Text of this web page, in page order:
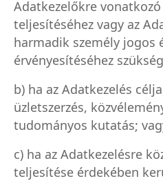
Adatkezelőkre
teljesítéséhez vagy az
harmadik személy jogos
érvényesítéséhez
b) ha az Adatkezelés
üzletszerzés,
tudományos kutatás;
c) ha az Adatkezelésre
teljesítése érdekében